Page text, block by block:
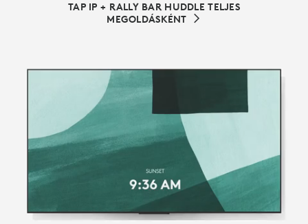
TAP IP + RALLY BAR HUDDLE TELJES
MEGOLDÁSKÉNT